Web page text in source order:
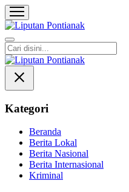
Liputan Pontianak
Berita Terkini dan TerUpdate
Kategori
Beranda
Berita Lokal
Berita Nasional
Berita Internasional
Kriminal